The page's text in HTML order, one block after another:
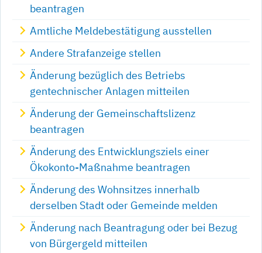
beantragen
Amtliche Meldebestätigung ausstellen
Andere Strafanzeige stellen
Änderung bezüglich des Betriebs
gentechnischer Anlagen mitteilen
Änderung der Gemeinschaftslizenz
beantragen
Änderung des Entwicklungsziels einer
Ökokonto-Maßnahme beantragen
Änderung des Wohnsitzes innerhalb
derselben Stadt oder Gemeinde melden
Änderung nach Beantragung oder bei Bezug
von Bürgergeld mitteilen